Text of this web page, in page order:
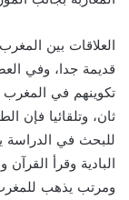
العلاقات بين
قديمة جدا، وفي
تكوينهم في
ثان، وتلقائيا فإن
للبحث في الدراسة
البادية وقرأ
ومرتب يذهب للمغرب